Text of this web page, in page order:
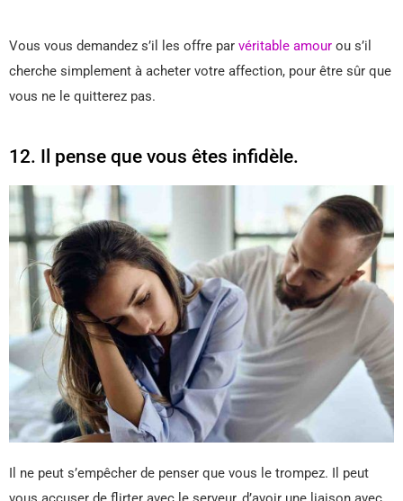
Vous vous demandez s’il les offre par véritable amour ou s’il
cherche simplement à acheter votre affection, pour être sûr que
vous ne le quitterez pas.
12. Il pense que vous êtes infidèle.
Il ne peut s’empêcher de penser que vous le trompez. Il peut